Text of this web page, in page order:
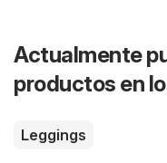
Actualmente
productos en
Leggings